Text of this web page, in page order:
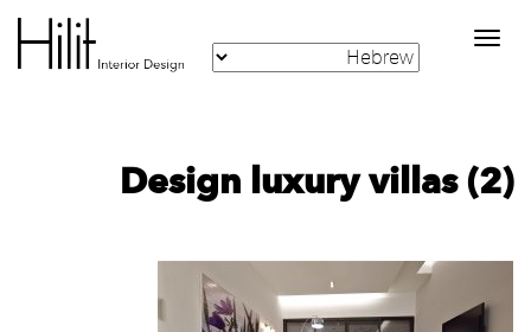
Toggle
navigation
Design luxury villas (2)